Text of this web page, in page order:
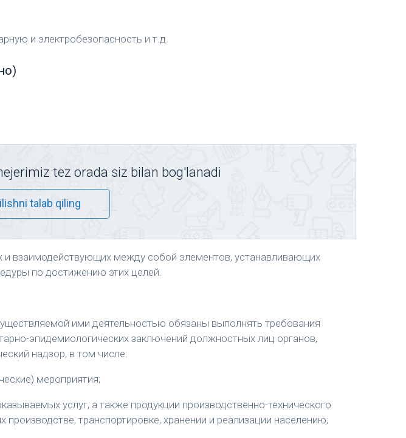
и электробезопасность и т.д.
tez orada siz bilan bog'lanadi
talab qiling
и взаимодействующих между собой элементов, устанавливающих
по достижению этих целей.
ими деятельностью обязаны выполнять требования
эпидемиологических заключений должностных лиц органов,
надзор, в том числе:
мероприятия;
услуг, а также продукции производственно-технического
транспортировке, хранении и реализации населению;